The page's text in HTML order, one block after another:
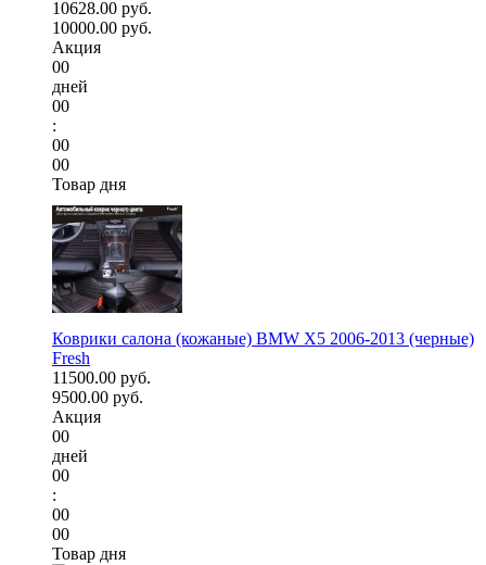
10628.00 руб.
10000.00 руб.
Акция
00
дней
00
:
00
00
Товар дня
Коврики салона (кожаные) BMW X5 2006-2013 (черные)
Fresh
11500.00 руб.
9500.00 руб.
Акция
00
дней
00
:
00
00
Товар дня